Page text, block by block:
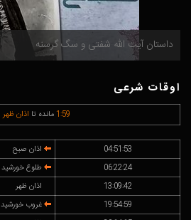
داستان آیت الله شفتی و سگ گرسنه
اوقات شرعی
1:59 مانده تا اذان ظهر
04:51:53
اذان صبح
06:22:24
طلوع خورشید
13:09:42
اذان ظهر
19:54:59
غروب خورشید